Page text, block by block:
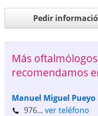
Pedir
Más
recomendamos
Manuel Miguel Pueyo
976... ver teléfono